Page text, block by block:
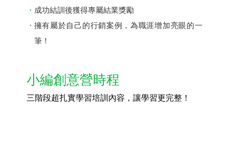
成功結訓後獲得專屬結業獎勵
擁有屬於自己的行銷案例，為職涯增加亮眼的一
筆！
小編創意營時程
三階段超扎實學習培訓內容，讓學習更完整！